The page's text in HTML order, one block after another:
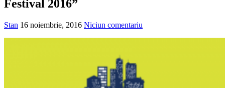
Festival 2016”
Stan 16 noiembrie, 2016 Niciun comentariu